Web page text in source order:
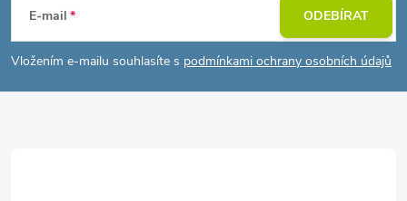
p
a
E-mail
Vložením e-mailu souhlasíte s podmínkami ochrany osobních údajů
ODEBÍRAT